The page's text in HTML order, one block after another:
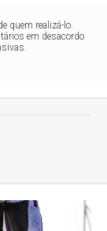
quem realizá-lo.
em desacordo